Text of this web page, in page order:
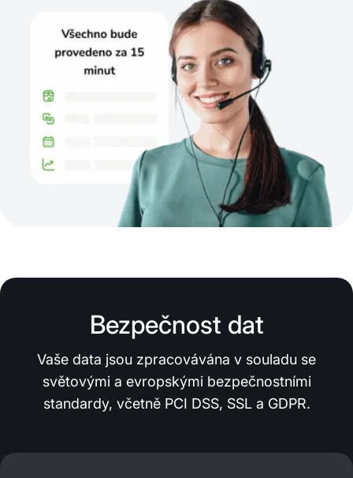
Bezpečnost dat
Vaše data jsou zpracovávána v souladu se
světovými a evropskými bezpečnostními
standardy, včetně PCI DSS, SSL a GDPR.